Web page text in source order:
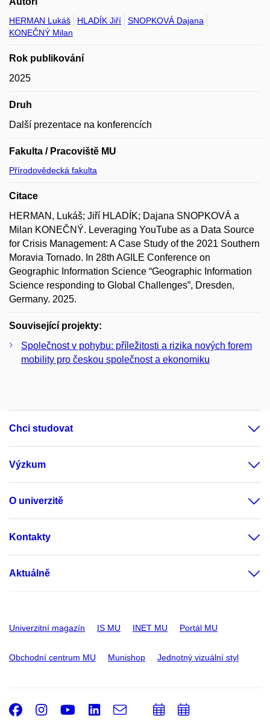
HERMAN Lukáš HLADÍK Jiří
SNOPKOVÁ Dajana
KONEČNÝ Milan
Rok publikování
2025
Druh
Další prezentace na konferencích
Fakulta / Pracoviště MU
Přírodovědecká fakulta
Citace
HERMAN, Lukáš; Jiří HLADÍK; Dajana SNOPKOVÁ a
Milan KONEČNÝ. Leveraging YouTube as a Data Source
for Crisis Management: A Case Study of the 2021 Southern
Moravia Tornado. In 28th AGILE Conference on
Geographic Information Science “Geographic Information
Science responding to Global Challenges”, Dresden,
Germany. 2025.
Související projekty:
Společnost v pohybu: příležitosti a rizika nových forem
mobility pro českou společnost a ekonomiku
Chci studovat
Výzkum
O univerzitě
Kontakty
Aktuálně
Univerzitní magazín IS MU INET MU Portál MU
Obchodní centrum MU Munishop Jednotný vizuální styl
Facebook
Instagram
Youtube
LinkedIn
e-
Email
PřidatPřidat